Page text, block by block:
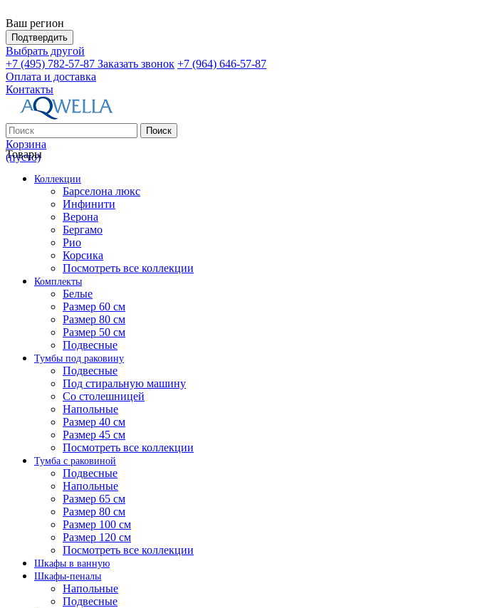
Ваш регион
Подтвердить
Выбрать другой
+7 (495) 782-57-87 Заказать звонок +7 (964) 646-57-87
Оплата и доставка
Контакты
Поиск
Корзина
(пусто)
Товары
Коллекции
Барселона люкс
Инфинити
Верона
Бергамо
Рио
Корсика
Посмотреть все коллекции
Комплекты
Белые
Размер 60 см
Размер 80 см
Размер 50 см
Подвесные
Тумбы под раковину
Подвесные
Под стиральную машину
Со столешницей
Напольные
Размер 40 см
Размер 45 см
Посмотреть все коллекции
Тумба с раковиной
Подвесные
Напольные
Размер 65 см
Размер 80 см
Размер 100 см
Размер 120 см
Посмотреть все коллекции
Шкафы в ванную
Шкафы-пеналы
Напольные
Подвесные